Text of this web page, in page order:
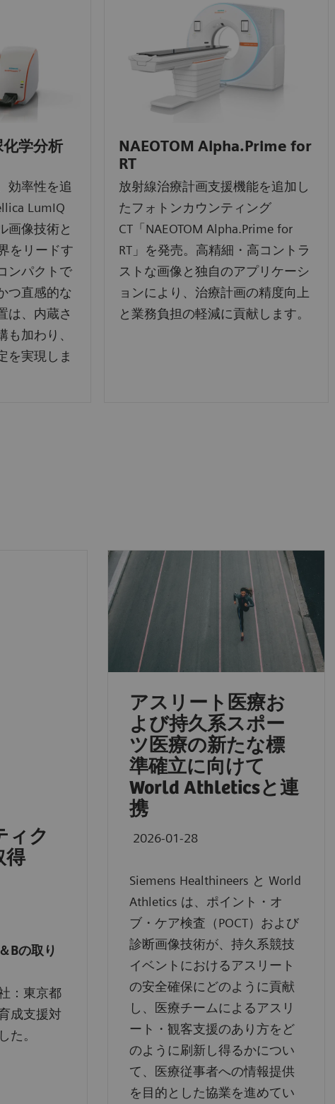
学分析
効率性を追
LumIQ
画像技術と
をリードす
ンパクトで
つ直感的な
は、内蔵さ
加わり、
を実現しま
NAEOTOM Alpha.Prime for
RT
放射線治療計画支援機能を追加し
たフォトンカウンティング
CT「NAEOTOM Alpha.Prime for
RT」を発売。高精細・高コントラ
ストな画像と独自のアプリケーシ
ョンにより、治療計画の精度向上
と業務負担の軽減に貢献します。
ィク
得
Bの取り
：東京都
成支援対
た。
アスリート医療お
よび持久系スポー
ツ医療の新たな標
準確立に向けて
World Athleticsと連
携
2026-01-28
Siemens Healthineers と World
Athletics は、ポイント・オ
ブ・ケア検査（POCT）および
診断画像技術が、持久系競技
イベントにおけるアスリート
の安全確保にどのように貢献
し、医療チームによるアスリ
ート・観客支援のあり方をど
のように刷新し得るかについ
て、医療従事者への情報提供
を目的とした協業を進めてい